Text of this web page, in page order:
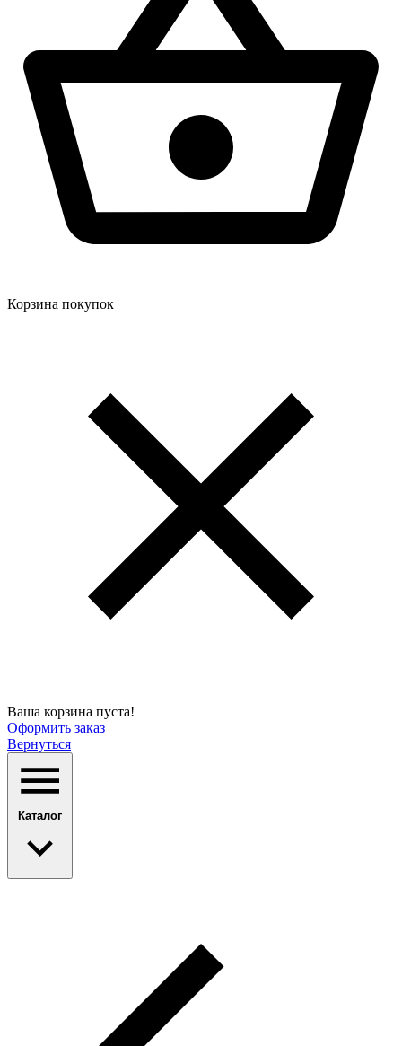
Корзина покупок
Ваша корзина пуста!
Оформить заказ
Вернуться
Каталог